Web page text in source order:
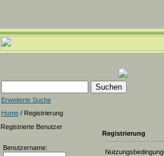
Erweiterte Suche
Home / Registrierung
Registrierte Benutzer
Benutzername:
Registrierung